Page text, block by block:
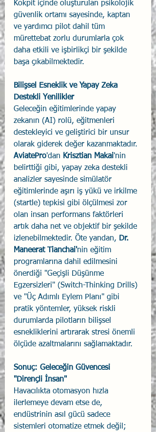
Kokpit içinde oluşturulan psikolojik
güvenlik ortamı sayesinde, kaptan
ve yardımcı pilot dahil tüm
mürettebat zorlu durumlarla çok
daha etkili ve işbirlikçi bir şekilde
başa çıkabilmektedir.
Bilişsel Esneklik ve Yapay Zeka
Destekli Yenilikler
Geleceğin eğitimlerinde yapay
zekanın (AI) rolü, eğitmenleri
destekleyici ve geliştirici bir unsur
olarak giderek değer kazanmaktadır.
AviatePro'dan Krisztian Makai'nin
belirttiği gibi, yapay zeka destekli
analizler sayesinde simülatör
eğitimlerinde aşırı iş yükü ve irkilme
(startle) tepkisi gibi ölçülmesi zor
olan insan performans faktörleri
artık daha net ve objektif bir şekilde
izlenebilmektedir. Öte yandan, Dr.
Maneerat Tianchai'nin eğitim
programlarına dahil edilmesini
önerdiği "Geçişli Düşünme
Egzersizleri" (Switch-Thinking Drills)
ve "Üç Adımlı Eylem Planı" gibi
pratik yöntemler, yüksek riskli
durumlarda pilotların bilişsel
esnekliklerini artırarak stresi önemli
ölçüde azaltmalarını sağlamaktadır.
Sonuç: Geleceğin Güvencesi
"Dirençli İnsan"
Havacılıkta otomasyon hızla
ilerlemeye devam etse de,
endüstrinin asıl gücü sadece
sistemleri otomatize etmek değil;